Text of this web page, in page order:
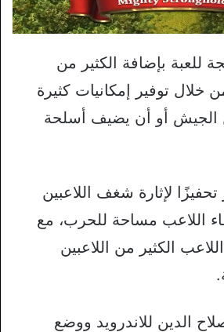
للعبة بإضافة الكثير من
خلال توفير إمكانيات كثيرة
الجيش أو أن يضيف أسلحة
لإثارة شغف اللاعبين
اللاعب مساحة للحرب، مع
الكثير من اللاعبين
الدين للاندرويد ووضع